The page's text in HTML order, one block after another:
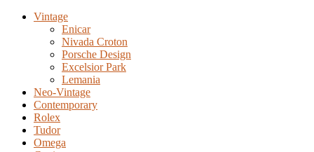
Vintage
Enicar
Nivada Croton
Porsche Design
Excelsior Park
Lemania
Neo-Vintage
Contemporary
Rolex
Tudor
Omega